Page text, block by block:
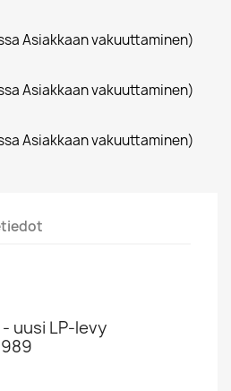
Asiakkaan vakuuttaminen)
Asiakkaan vakuuttaminen)
Asiakkaan vakuuttaminen)
uusi LP-levy